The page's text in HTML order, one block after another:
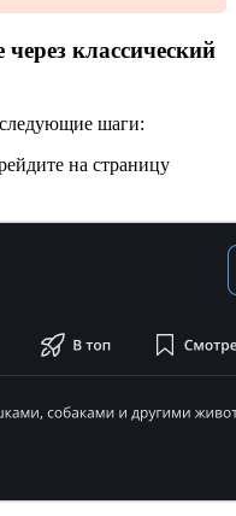
классический
шаги:
на страницу